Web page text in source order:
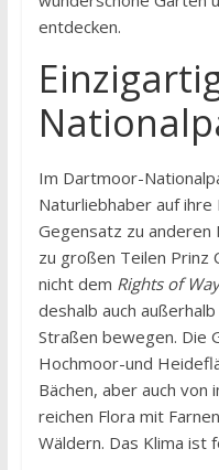
entdecken.
Im Dartmoor-
Naturliebhaber auf ihre
Gegensatz zu
zu großen Teilen Prinz
nicht dem Rights of
deshalb auch
Straßen bewegen. Die
Hochmoor-und
Bächen, aber auch
reichen Flora mit
Wäldern. Das Klima ist